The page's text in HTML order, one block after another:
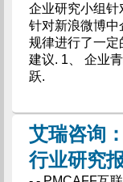
企业研究小组针
针对新浪微博
规律进行了一
建议. 1、 企业
跃.
艾瑞咨询
行业研究